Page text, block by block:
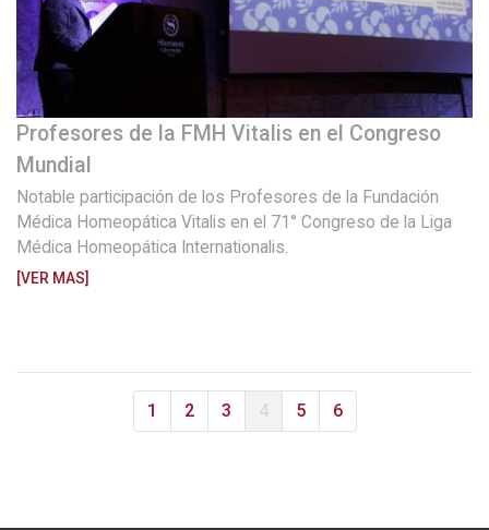
Profesores de la FMH Vitalis en el Congreso
Mundial
Notable participación de los Profesores de la Fundación
Médica Homeopática Vitalis en el 71° Congreso de la Liga
Médica Homeopática Internationalis.
[VER MAS]
1 2 3 4 5 6